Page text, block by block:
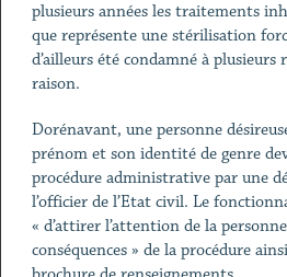
plusieurs années les traitements
que représente une stérilisation
d’ailleurs été condamné à plusieurs
raison.
Dorénavant, une personne
prénom et son identité de genre
procédure administrative par une
l’officier de l’Etat civil. Le
« d’attirer l’attention de la
conséquences » de la procédure